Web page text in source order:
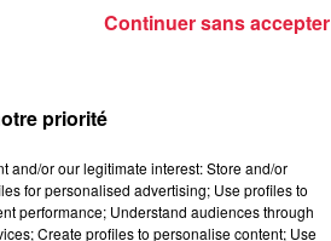
Dimanche : 10h30-
priorité
and/or our legitimate interest: Store and/or
for personalised advertising; Use profiles to
performance; Understand audiences through
Create profiles to personalise content; Use
Continuer sans accepter